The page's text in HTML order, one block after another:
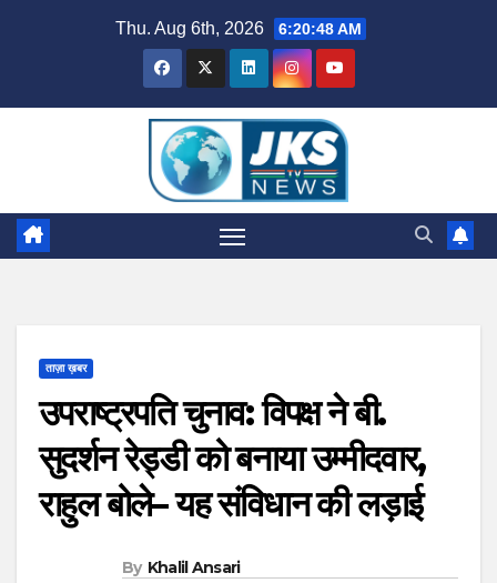
Thu. Aug 6th, 2026 6:20:49 AM
ताज़ा ख़बर
उपराष्ट्रपति चुनाव: विपक्ष ने बी.
सुदर्शन रेड्डी को बनाया उम्मीदवार,
राहुल बोले– यह संविधान की लड़ाई
By Khalil Ansari